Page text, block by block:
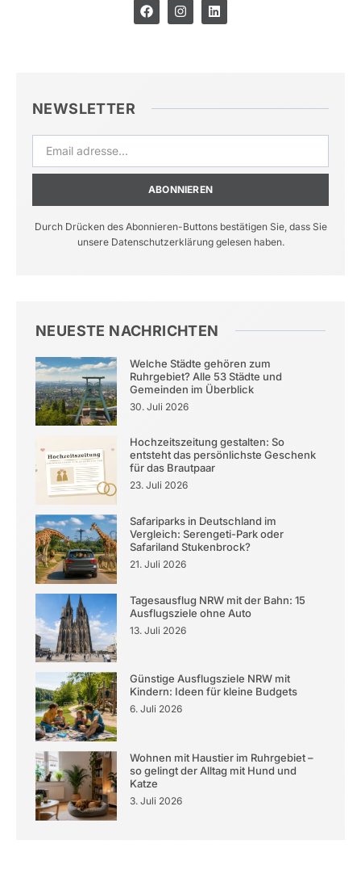
NEWSLETTER
ABONNIEREN
Durch Drücken des Abonnieren-Buttons bestätigen Sie, dass Sie
unsere Datenschutzerklärung gelesen haben.
NEUESTE NACHRICHTEN
Welche Städte gehören zum
Ruhrgebiet? Alle 53 Städte und
Gemeinden im Überblick
30. Juli 2026
Hochzeitszeitung gestalten: So
entsteht das persönlichste Geschenk
für das Brautpaar
23. Juli 2026
Safariparks in Deutschland im
Vergleich: Serengeti-Park oder
Safariland Stukenbrock?
21. Juli 2026
Tagesausflug NRW mit der Bahn: 15
Ausflugsziele ohne Auto
13. Juli 2026
Günstige Ausflugsziele NRW mit
Kindern: Ideen für kleine Budgets
6. Juli 2026
Wohnen mit Haustier im Ruhrgebiet –
so gelingt der Alltag mit Hund und
Katze
3. Juli 2026